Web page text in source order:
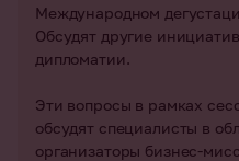
Международном
Обсудят другие
дипломатии.
Эти вопросы в рамках
обсудят специалисты в
организаторы бизнес-